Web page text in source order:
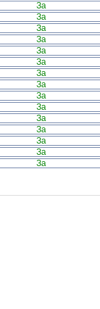
За
За
За
За
За
За
За
За
За
За
За
За
За
За
За